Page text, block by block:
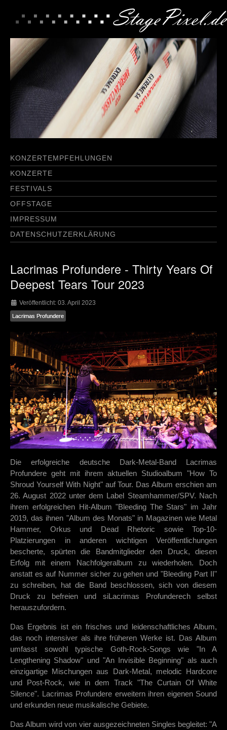
KONZERTEMPFEHLUNGEN
KONZERTE
FESTIVALS
OFFSTAGE
IMPRESSUM
DATENSCHUTZERKLÄRUNG
Lacrimas Profundere - Thirty Years Of
Deepest Tears Tour 2023
Veröffentlicht: 03. April 2023
Lacrimas Profundere
Die erfolgreiche deutsche Dark-Metal-Band Lacrimas
Profundere geht mit ihrem aktuellen Studioalbum "How To
Shroud Yourself With Night" auf Tour. Das Album erschien am
26. August 2022 unter dem Label Steamhammer/SPV. Nach
ihrem erfolgreichen Hit-Album "Bleeding The Stars" im Jahr
2019, das ihnen "Album des Monats" in Magazinen wie Metal
Hammer, Orkus und Dead Rhetoric sowie Top-10-
Platzierungen in anderen wichtigen Veröffentlichungen
bescherte, spürten die Bandmitglieder den Druck, diesen
Erfolg mit einem Nachfolgeralbum zu wiederholen. Doch
anstatt es auf Nummer sicher zu gehen und "Bleeding Part II"
zu schreiben, hat die Band beschlossen, sich von diesem
Druck zu befreien und siLacrimas Profunderech selbst
herauszufordern.
Das Ergebnis ist ein frisches und leidenschaftliches Album,
das noch intensiver als ihre früheren Werke ist. Das Album
umfasst sowohl typische Goth-Rock-Songs wie "In A
Lengthening Shadow" und "An Invisible Beginning" als auch
einzigartige Mischungen aus Dark-Metal, melodic Hardcore
und Post-Rock, wie in dem Track "The Curtain Of White
Silence". Lacrimas Profundere erweitern ihren eigenen Sound
und erkunden neue musikalische Gebiete.
Das Album wird von vier ausgezeichneten Singles begleitet: "A